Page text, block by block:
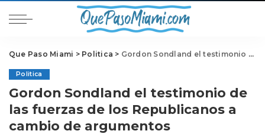
Que Paso Miami > Politica > Gordon Sondland el testimonio de las fuerzas de los Republicanos a cambio de argumentos
Politica
Gordon Sondland el testimonio de
las fuerzas de los Republicanos a
cambio de argumentos